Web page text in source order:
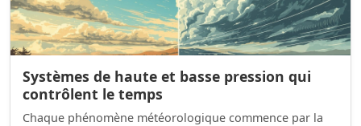
Systèmes de haute et basse pression qui
contrôlent le temps
Chaque phénomène météorologique commence par la